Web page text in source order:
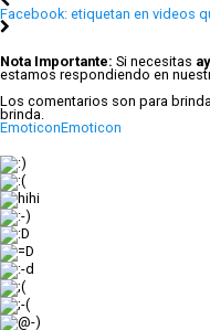
Facebook: etiquetan en videos
Nota Importante: Si necesitas
estamos respondiendo en
Los comentarios son para
brinda.
EmoticonEmoticon
:)
:(
hihi
:-)
:D
=D
:-d
;(
;-(
@-)